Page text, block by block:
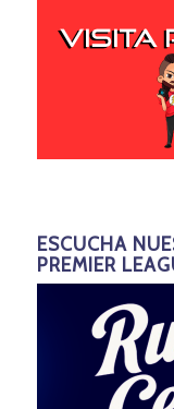
ESCUCHA
PREMIER